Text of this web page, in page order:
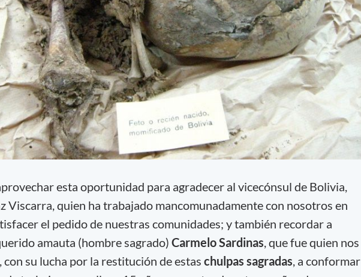
esta oportunidad para agradecer al vicecónsul de Bolivia,
Viscarra, quien ha trabajado mancomunadamente con nosotros en
el pedido de nuestras comunidades; y también recordar a
amauta (hombre sagrado) Carmelo Sardinas, que fue quien nos
con su lucha por la restitución de estas chulpas sagradas, a conformar